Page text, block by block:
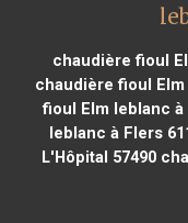
chaudière fioul
chaudière fioul Elm
fioul Elm leblanc à
leblanc à Flers
L'Hôpital 57490